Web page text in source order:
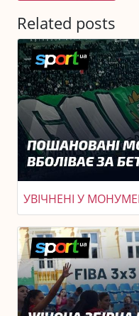
Related posts
УВІЧНЕНІ У